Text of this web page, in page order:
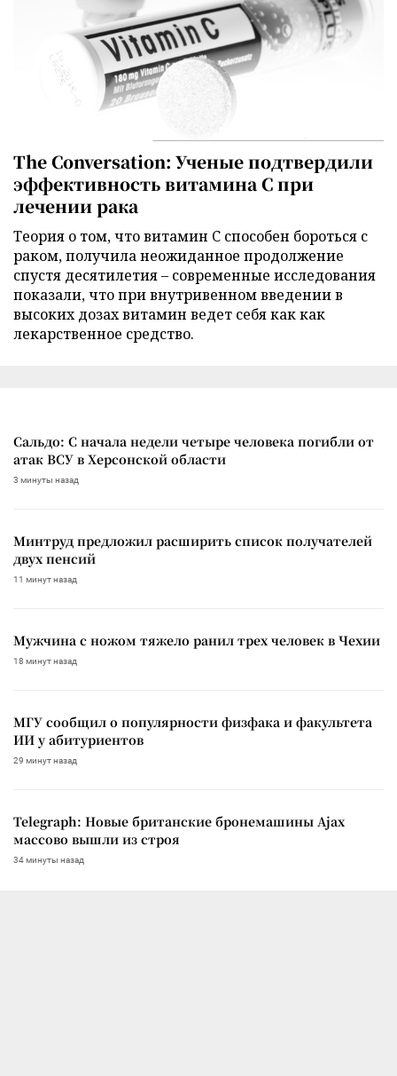
The Conversation: Ученые подтвердили
эффективность витамина C при
лечении рака
Теория о том, что витамин C способен бороться с
раком, получила неожиданное продолжение
спустя десятилетия – современные исследования
показали, что при внутривенном введении в
высоких дозах витамин ведет себя как как
лекарственное средство.
Сальдо: С начала недели четыре человека погибли от
атак ВСУ в Херсонской области
3 минуты назад
Минтруд предложил расширить список получателей
двух пенсий
11 минут назад
Мужчина с ножом тяжело ранил трех человек в Чехии
18 минут назад
МГУ сообщил о популярности физфака и факультета
ИИ у абитуриентов
29 минут назад
Telegraph: Новые британские бронемашины Ajax
массово вышли из строя
34 минуты назад